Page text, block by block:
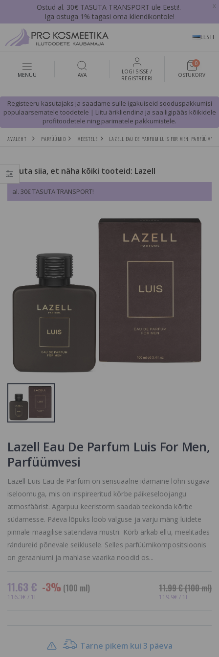
Ostud al. 30€ TASUTA TRANSPORT üle Eesti!.
Iga ostuga 1% tagasi oma kliendikontole!
x
EESTI
MENÜÜ AVA
LOGI SISSE /
REGISTREERI
0
OSTUKORV
Registeeru kasutajaks ja saadame sulle igakuiseid sooduspakkumisi
populaarsematele toodetele | Liitu ärikliendina ja saa ligipääs kõikidele
profitoodetele ning parimatele pakkumistele.
AVALEHT PARFÜÜMID MEESTELE LAZELL EAU DE PARFUM LUIS FOR MEN,
Vajuta siia, et näha kõiki tooteid: Lazell
al. 30€ TASUTA TRANSPORT!
Lazell Eau De Parfum Luis For Men,
Parfüümvesi
Lazell Luis Eau de Parfum on sensuaalne idamaine lõhn sügava
iseloomuga, mis on inspireeritud kõrbe päikeseloojangu
atmosfäärist. Agarpuu keeristorm saadab teekonda kõrbe
südamesse. Päeva lõpuks loob valguse ja varju mäng luidete
pinnale maagilise sätendava mustri. Kõrb ärkab ellu, meelitades
rändureid põnevale seiklusele. Selles parfüümikompositsioonis
on geraaniumi ja mahlase vaarika noodid os...
11.63 € -3% (100 ml)
116.3€ / 1L
11.99 €(100 ml)
119.9€ / 1L
Tarne pikem kui 3 päeva
So Eco Gentle
Wide Tooth
Comb,
Juuksekamm
6.09 €
Wide Tooth